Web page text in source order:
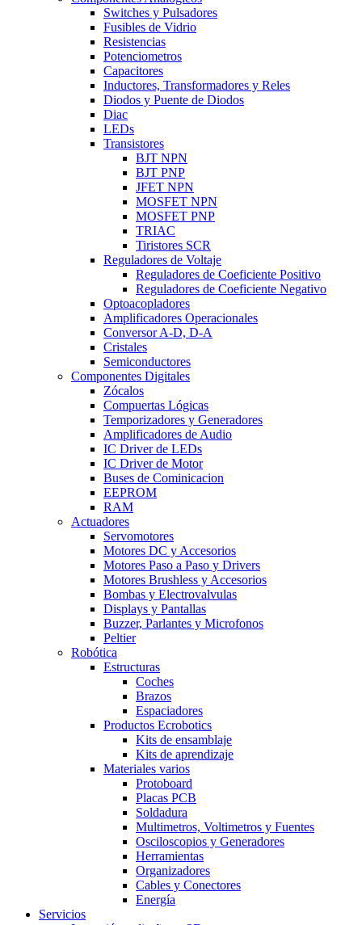
Switches y Pulsadores
Fusibles de Vidrio
Resistencias
Potenciometros
Capacitores
Inductores, Transformadores y Reles
Diodos y Puente de Diodos
Diac
LEDs
Transistores
BJT NPN
BJT PNP
JFET NPN
MOSFET NPN
MOSFET PNP
TRIAC
Tiristores SCR
Reguladores de Voltaje
Reguladores de Coeficiente Positivo
Reguladores de Coeficiente Negativo
Optoacopladores
Amplificadores Operacionales
Conversor A-D, D-A
Cristales
Semiconductores
Componentes Digitales
Zócalos
Compuertas Lógicas
Temporizadores y Generadores
Amplificadores de Audio
IC Driver de LEDs
IC Driver de Motor
Buses de Cominicacion
EEPROM
RAM
Actuadores
Servomotores
Motores DC y Accesorios
Motores Paso a Paso y Drivers
Motores Brushless y Accesorios
Bombas y Electrovalvulas
Displays y Pantallas
Buzzer, Parlantes y Microfonos
Peltier
Robótica
Estructuras
Coches
Brazos
Espaciadores
Productos Ecrobotics
Kits de ensamblaje
Kits de aprendizaje
Materiales varios
Protoboard
Placas PCB
Soldadura
Multimetros, Voltimetros y Fuentes
Osciloscopios y Generadores
Herramientas
Organizadores
Cables y Conectores
Energía
Servicios